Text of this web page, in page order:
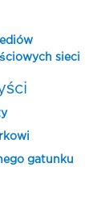
sieci
gatunku